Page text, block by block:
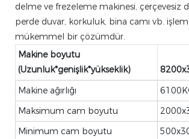
delme ve frezeleme makinesi, çerçevesiz
perde duvar, korkuluk, bina camı vb.
mükemmel bir çözümdür.
Makine boyutu
(Uzunluk*genişlik*yükseklik)
Makine ağırlığı
Maksimum cam boyutu
Minimum cam boyutu